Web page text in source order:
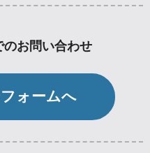
のお問い合わせ
ォームへ